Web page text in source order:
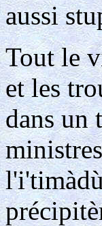
aussi
Tout le
et les
dans un